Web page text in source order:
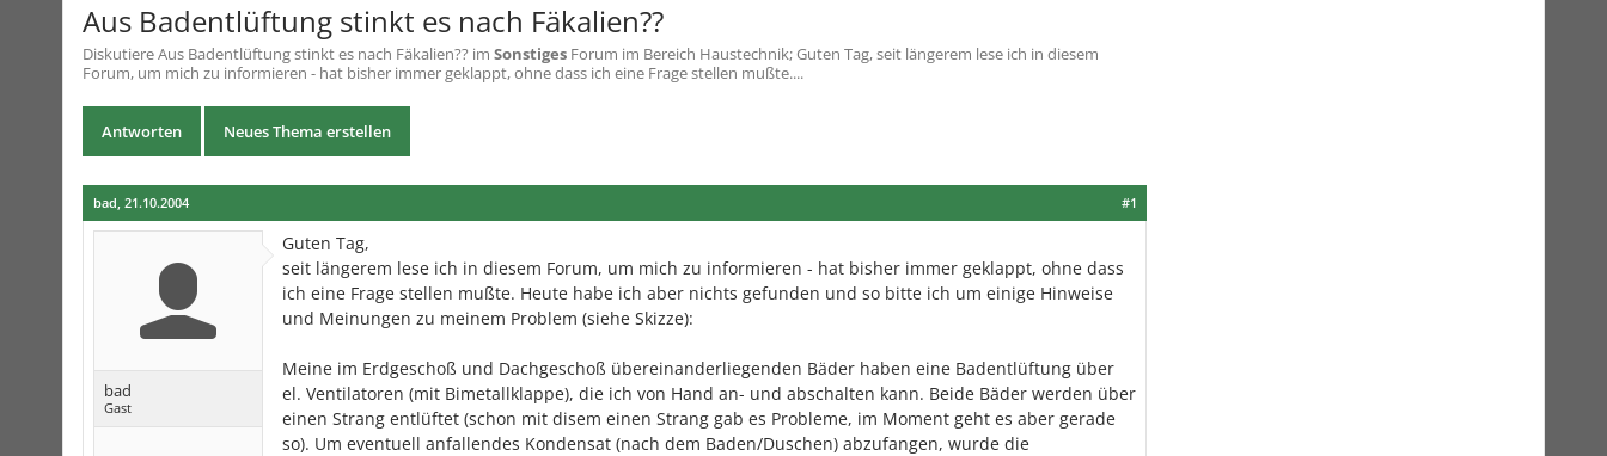
Aus Badentlüftung stinkt es nach Fäkalien??
DiskutiereAus Badentlüftung stinkt es nach Fäkalien?? im Sonstiges Forum im Bereich Haustechnik; Guten Tag, seit längerem lese ich in diesem
Forum, um mich zu informieren - hat bisher immer geklappt, ohne dass ich eine Frage stellen mußte....
Antworten Neues Thema erstellen
#1
bad, 21.10.2004
bad
Gast
Guten Tag,
seit längerem lese ich in diesem Forum, um mich zu informieren - hat bisher immer geklappt, ohne dass
ich eine Frage stellen mußte. Heute habe ich aber nichts gefunden und so bitte ich um einige Hinweise
und Meinungen zu meinem Problem (siehe Skizze):
Meine im Erdgeschoß und Dachgeschoß übereinanderliegenden Bäder haben eine Badentlüftung über
el. Ventilatoren (mit Bimetallklappe), die ich von Hand an- und abschalten kann. Beide Bäder werden über
einen Strang entlüftet (schon mit disem einen Strang gab es Probleme, im Moment geht es aber gerade
so). Um eventuell anfallendes Kondensat (nach dem Baden/Duschen) abzufangen, wurde die